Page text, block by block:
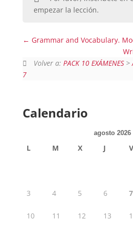
empezar la lección.
Grammar and Vocabulary.
Volver a: PACK 10 EXÁMENES >
7
Calendario
agosto 2026
L M X J V
3 4 5 6 7
10 11 12 13